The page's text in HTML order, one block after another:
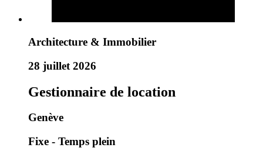
Architecture & Immobilier
28 juillet 2026
Gestionnaire de location
Genève
Fixe - Temps plein